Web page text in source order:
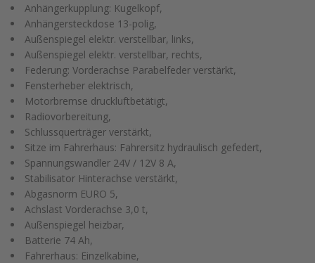
Anhängerkupplung: Kugelkopf,
Anhängersteckdose 13-polig,
Außenspiegel elektr. verstellbar, links,
Außenspiegel elektr. verstellbar, rechts,
Federung: Vorderachse Parabelfeder verstärkt,
Fensterheber elektrisch,
Motorbremse druckluftbetätigt,
Radiovorbereitung,
Schlussquerträger verstärkt,
Sitze im Fahrerhaus: Fahrersitz hydraulisch gefedert,
Spannungswandler 24V / 12V 8 A,
Stabilisator Hinterachse verstärkt,
Abgasnorm EURO 5,
Achslast Vorderachse 3,0 t,
Außenspiegel heizbar,
Batterie 74 Ah,
Fahrerhaus: Einzelkabine,